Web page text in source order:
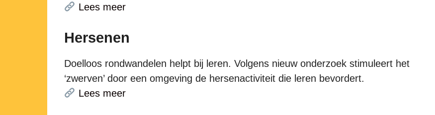
Lees meer
Hersenen
Doelloos rondwandelen helpt bij leren. Volgens nieuw onderzoek stimuleert het
‘zwerven’ door een omgeving de hersenactiviteit die leren bevordert.
Lees meer